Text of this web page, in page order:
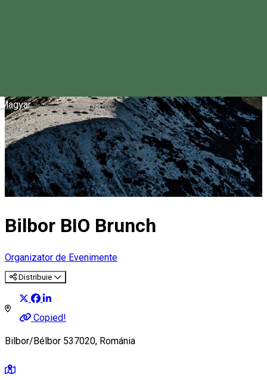
Magyar
Bilbor BIO Brunch
Organizator de Evenimente
Distribuie
Copied!
Bilbor/Bélbor 537020, Románia